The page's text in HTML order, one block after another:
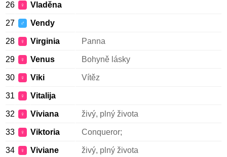
26 ♀ Vladěna
27 ♂ Vendy
28 ♀ Virginia Panna
29 ♀ Venus Bohyně lásky
30 ♀ Viki Vítěz
31 ♀ Vitalija
32 ♀ Viviana živý, plný života
33 ♀ Viktoria Conqueror;
34 ♀ Viviane živý, plný života